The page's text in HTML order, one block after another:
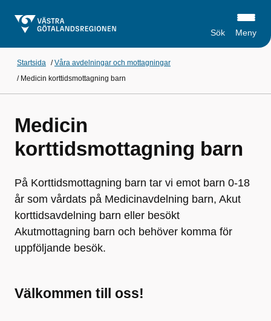
Sök Meny
Startsida /Våra avdelningar och mottagningar
/ Medicin korttidsmottagning barn
Medicin
korttidsmottagning barn
På Korttidsmottagning barn tar vi emot barn 0-18
år som vårdats på Medicinavdelning barn, Akut
korttidsavdelning barn eller besökt
Akutmottagning barn och behöver komma för
uppföljande besök.
Välkommen till oss!